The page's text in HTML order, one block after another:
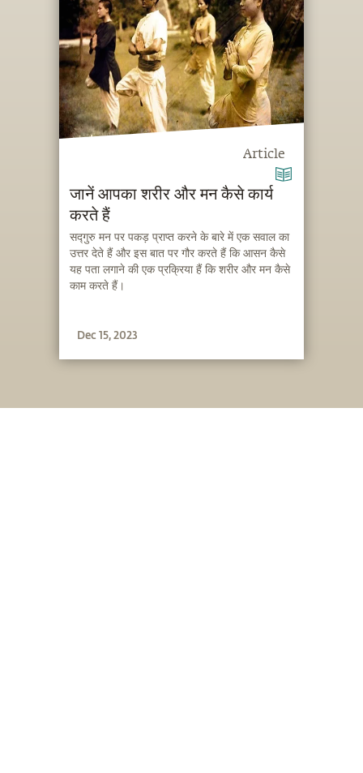
Article
जानें आपका शरीर और मन कैसे कार्य
करते हैं
सद्गुरु मन पर पकड़ प्राप्त करने के बारे में एक सवाल का
उत्तर देते हैं और इस बात पर गौर करते हैं कि आसन कैसे
यह पता लगाने की एक प्रक्रिया हैं कि शरीर और मन कैसे
काम करते हैं।
Dec 15, 2023